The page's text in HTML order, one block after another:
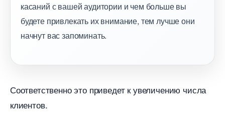
касаний с вашей аудитории и чем больше вы
удете привлекать их внимание, тем лучше они
начнут вас запоминать.
Соответственно это приведет к увеличению числа
клиентов.